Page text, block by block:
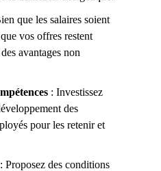
que les salaires soient
vos offres restent
avantages non
: Investissez
des
pour les retenir et
Proposez des conditions